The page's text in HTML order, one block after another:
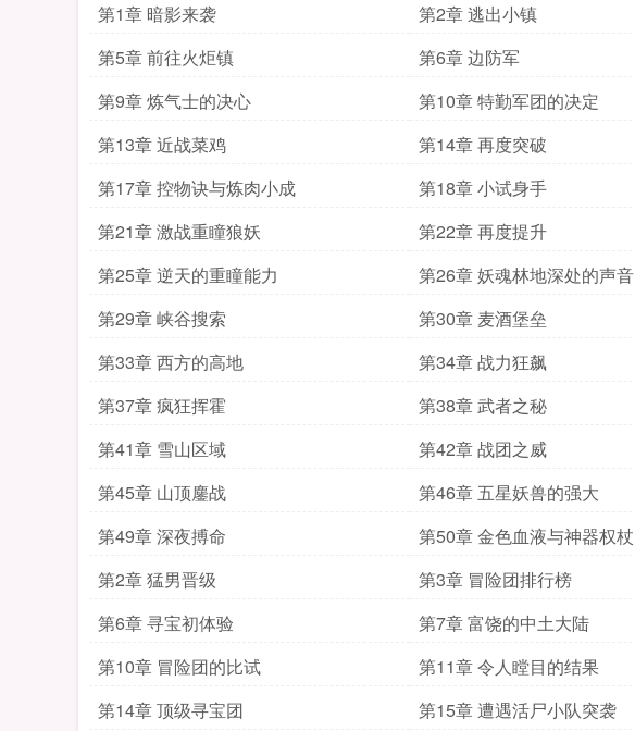
第1章 暗影来袭 第2章 逃出小镇
第5章 前往火炬镇
第6章 边防军
第9章 炼气士的决心
第10章 特勤军团的决定
第13章 近战菜鸡
第14章 再度突破
第17章 控物诀与炼肉小成
第18章 小试身手
第21章 激战重瞳狼妖
第22章 再度提升
第25章 逆天的重瞳能力
第26章 妖魂林地深处的声音
第29章 峡谷搜索
第30章 麦酒堡垒
第33章 西方的高地
第34章 战力狂飙
第37章 疯狂挥霍
第38章 武者之秘
第41章 雪山区域
第42章 战团之威
第45章 山顶鏖战
第46章 五星妖兽的强大
第49章 深夜搏命
第50章 金色血液与神器权杖
第2章 猛男晋级
第3章 冒险团排行榜
第6章 寻宝初体验
第7章 富饶的中土大陆
第10章 冒险团的比试
第11章 令人瞠目的结果
第14章 顶级寻宝团
第15章 遭遇活尸小队突袭